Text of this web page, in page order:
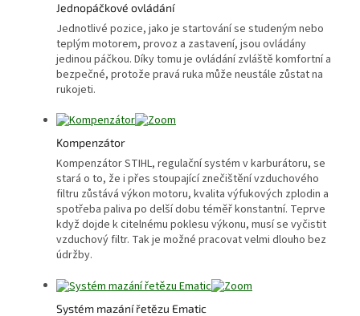
Jednopáčkové ovládání
Jednotlivé pozice, jako je startování se studeným nebo
teplým motorem, provoz a zastavení, jsou ovládány
jedinou páčkou. Díky tomu je ovládání zvláště komfortní a
bezpečné, protože pravá ruka může neustále zůstat na
rukojeti.
Kompenzátor
Kompenzátor STIHL, regulační systém v karburátoru, se
stará o to, že i přes stoupající znečištění vzduchového
filtru zůstává výkon motoru, kvalita výfukových zplodin a
spotřeba paliva po delší dobu téměř konstantní. Teprve
když dojde k citelnému poklesu výkonu, musí se vyčistit
vzduchový filtr. Tak je možné pracovat velmi dlouho bez
údržby.
Systém mazání řetězu Ematic